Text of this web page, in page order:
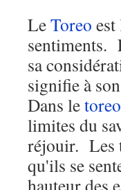
LeToreo
sentiments.
sa
signifie à
Dans letoreo
limites du
réjouir. Les
qu'ils se
hauteur des